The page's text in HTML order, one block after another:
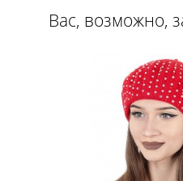
Вас, возможно,